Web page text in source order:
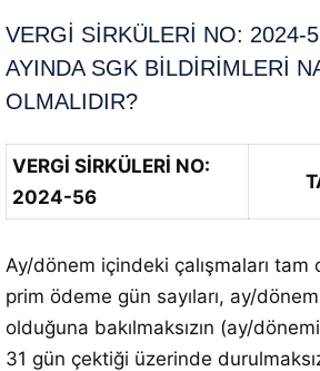
VERGİ SİRKÜLERİ NO: 2024-
AYINDA SGK BİLDİRİMLERİ
OLMALIDIR?
VERGİ SİRKÜLERİ NO:
2024-56
Ay/dönem içindeki çalışmaları tam
prim ödeme gün sayıları, ay/
olduğuna bakılmaksızın (ay/
31 gün çektiği üzerinde